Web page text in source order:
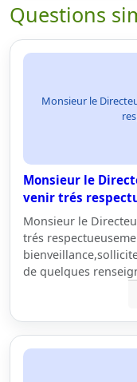
Questions
Monsieur le
Monsieur le
venir trés
Monsieur le
trés
de quelques